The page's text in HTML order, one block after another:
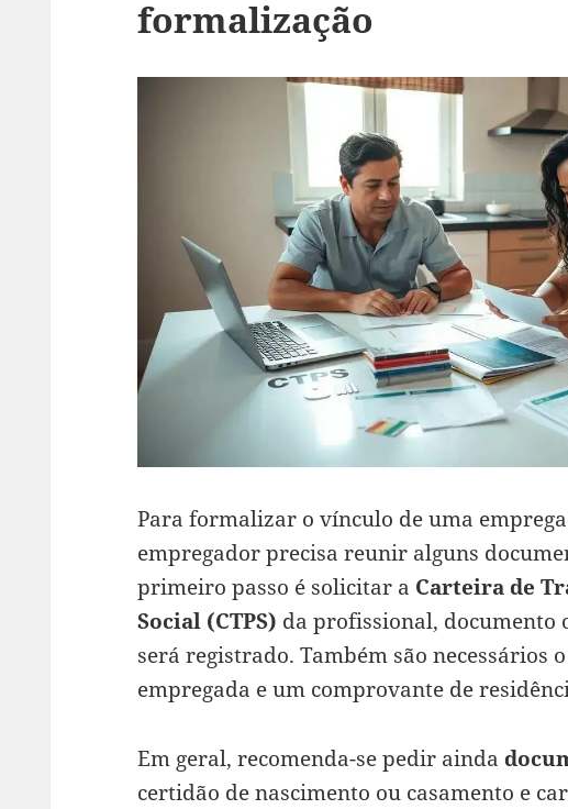
formalização
Para formalizar o vínculo de uma
empregador precisa reunir alguns
primeiro passo é solicitar a Carteira de
Social (CTPS) da profissional, documento
será registrado. Também são necessários
empregada e um comprovante de
Em geral, recomenda-se pedir ainda
certidão de nascimento ou casamento e